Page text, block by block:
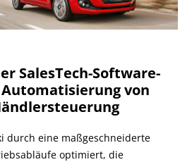
SalesTech-Software-
von
durch eine maßgeschneiderte
optimiert, die